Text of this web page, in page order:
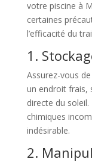
votre piscine à
certaines
l’efficacité du
1.
Assurez-vous
un endroit frais,
directe du
chimiques
indésirable.
2.